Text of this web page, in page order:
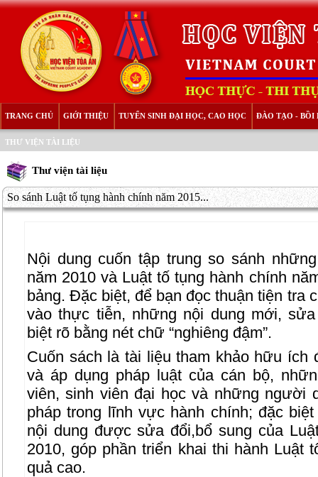
TRANG CHỦ GIỚI THIỆU TUYỂN SINH ĐẠI HỌC, CAO HỌC ĐÀO TẠO - BỒI
THƯ VIỆN TÀI LIỆU
Thư viện tài liệu
So sánh Luật tố tụng hành chính năm 2015...
Nội dung cuốn tập trung so sánh
năm 2010 và Luật tố tụng hành chính
bảng. Đặc biệt, để bạn đọc thuận tiện tra
vào thực tiễn, những nội dung mới,
biệt rõ bằng nét chữ “nghiêng đậm”.
Cuốn sách là tài liệu tham khảo hữu ích
và áp dụng pháp luật của cán bộ,
viên, sinh viên đại học và những người
pháp trong lĩnh vực hành chính; đặc
nội dung được sửa đổi,bổ sung của
2010, góp phần triển khai thi hành Luật
quả cao.